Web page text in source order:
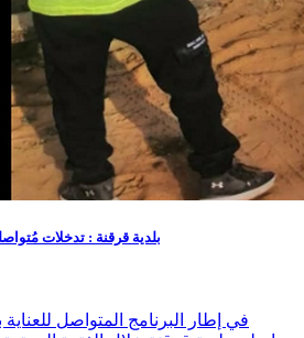
بلدية قرقنة : تدخلات
في إطار البرنامج المتواصل